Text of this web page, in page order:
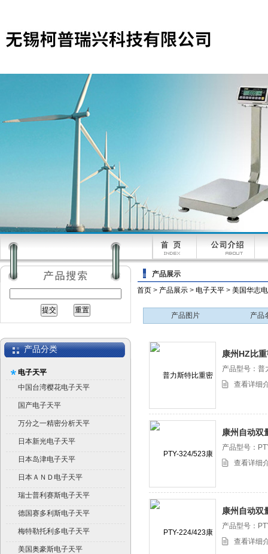
产品分类
电子天平
中国台湾樱花电子天平
国产电子天平
万分之一精密分析天平
日本新光电子天平
日本岛津电子天平
日本ＡＮＤ电子天平
瑞士普利赛斯电子天平
德国赛多利斯电子天平
梅特勒托利多电子天平
美国奥豪斯电子天平
产品展示
首页 > 产品展示 > 电子天平 > 美国华志
产品图片 产品
康州HZ比
产品型号：普
平
查看详细
康州自动双
PTY-324/
产品型号：
查看详细
康州自动双
PTY-224/
产品型号：
查看详细